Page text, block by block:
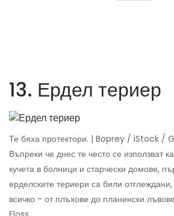
13. Ердел териер
Те бяха протектори. | Boprey / iStock /
Въпреки че днес те често се използват
кучета в болници и старчески домове,
ерделските териери са били
всичко - от плъхове до планински